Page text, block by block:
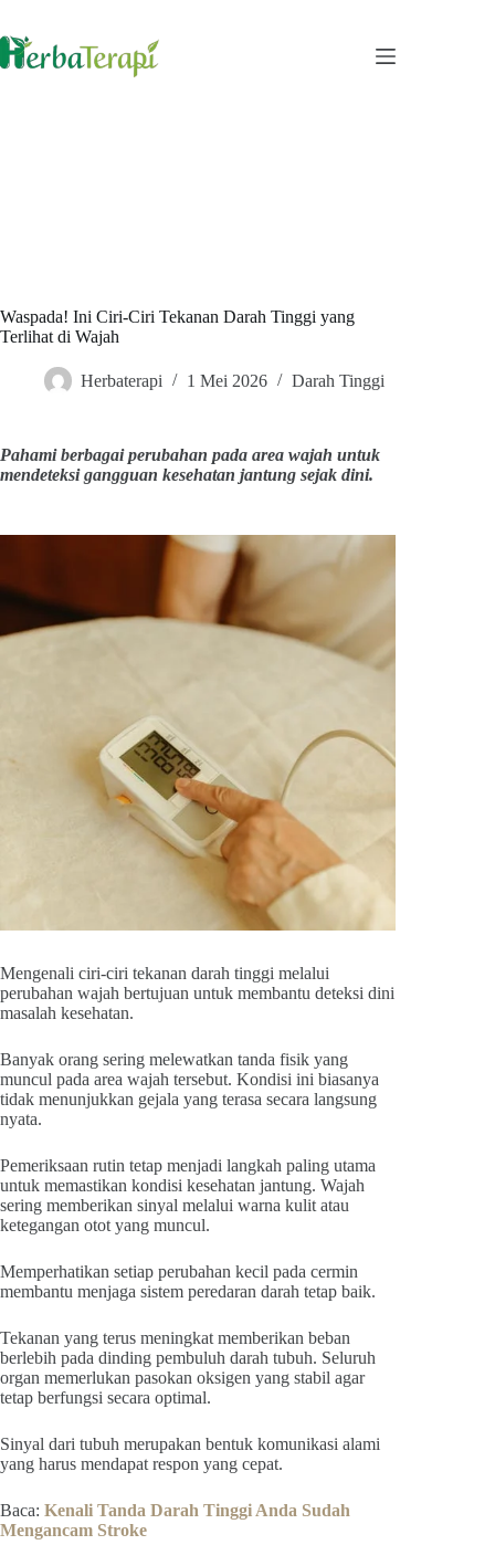
content
Waspada! Ini Ciri-Ciri Tekanan Darah Tinggi yang
Terlihat di Wajah
Herbaterapi 1 Mei 2026 Darah Tinggi
Pahami berbagai perubahan pada area wajah untuk
mendeteksi gangguan kesehatan jantung sejak dini.
Mengenali ciri-ciri tekanan darah tinggi melalui
perubahan wajah bertujuan untuk membantu deteksi dini
masalah kesehatan.
Banyak orang sering melewatkan tanda fisik yang
muncul pada area wajah tersebut. Kondisi ini biasanya
tidak menunjukkan gejala yang terasa secara langsung
nyata.
Pemeriksaan rutin tetap menjadi langkah paling utama
untuk memastikan kondisi kesehatan jantung. Wajah
sering memberikan sinyal melalui warna kulit atau
ketegangan otot yang muncul.
Memperhatikan setiap perubahan kecil pada cermin
membantu menjaga sistem peredaran darah tetap baik.
Tekanan yang terus meningkat memberikan beban
berlebih pada dinding pembuluh darah tubuh. Seluruh
organ memerlukan pasokan oksigen yang stabil agar
tetap berfungsi secara optimal.
Sinyal dari tubuh merupakan bentuk komunikasi alami
yang harus mendapat respon yang cepat.
Baca: Kenali Tanda Darah Tinggi Anda Sudah
Mengancam Stroke